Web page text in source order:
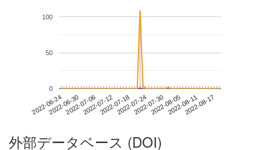
2022-06-242022-06-302022-07-062022-07-122022-07-182022-07-242022-07-302022-08-052022-08-112022-08-17
0
50
100
外部データベース (DOI)